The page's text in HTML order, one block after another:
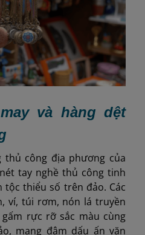
và hàng dệt
thủ công địa phương của
tay nghề thủ công tinh
tộc thiểu số trên đảo. Các
ví, túi rơm, nón lá truyền
rực rỡ sắc màu cùng
mang đậm dấu ấn văn